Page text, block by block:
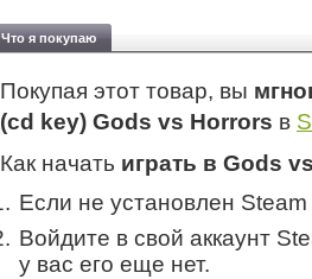
Что я покупаю
Покупая этот товар, вы
(cd key) Gods vs Horrors в
Как начать играть в Gods
Если не установлен
Войдите в свой аккаунт
у вас его еще нет.